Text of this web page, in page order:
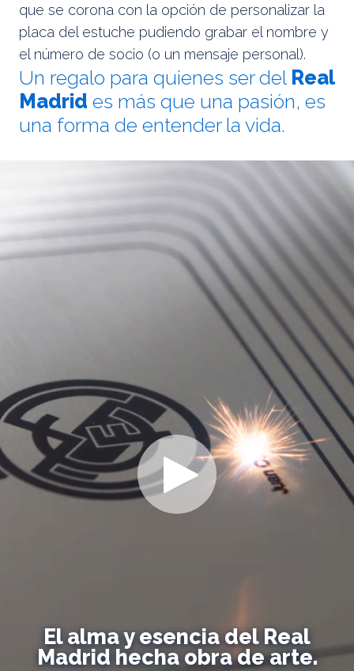
que se corona con la opción de personalizar la
placa del estuche pudiendo grabar el nombre y
el número de socio (o un mensaje personal).
Un regalo para quienes ser del Real
Madrid es más que una pasión, es
una forma de entender la vida.
El alma y esencia del Real
Madrid hecha obra de arte.